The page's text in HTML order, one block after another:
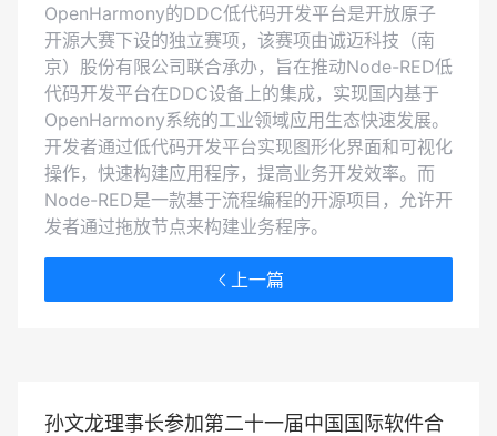
OpenHarmony的DDC低代码开发平台是开放原子
开源大赛下设的独立赛项，该赛项由诚迈科技（南
京）股份有限公司联合承办，旨在推动Node-RED低
代码开发平台在DDC设备上的集成，实现国内基于
OpenHarmony系统的工业领域应用生态快速发展。
开发者通过低代码开发平台实现图形化界面和可视化
操作，快速构建应用程序，提高业务开发效率。而
Node-RED是一款基于流程编程的开源项目，允许开
发者通过拖放节点来构建业务程序。
上一篇
孙文龙理事长参加第二十一届中国国际软件合